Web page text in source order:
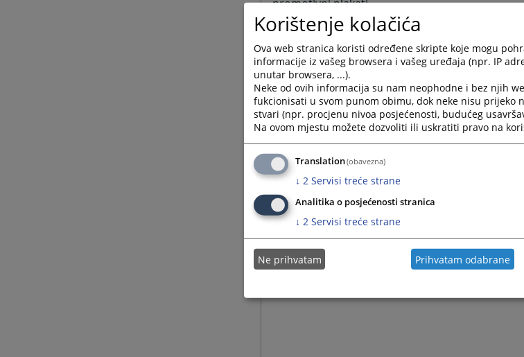
promotivni plakati.
Korištenje kolačića
Ova web stranica koristi određene skripte koje mogu
informacije iz vašeg browsera i vašeg uređaja (npr. IP
unutar browsera, ...).
Neke od ovih informacija su nam neophodne i bez njih
fukcionisati u svom punom obimu, dok neke nisu prijeko
stvari (npr. procjenu nivoa posjećenosti, budućeg
Na ovom mjestu možete dozvoliti ili uskratiti pravo na
Translation(obavezna)
↓ 2 Servisi treće strane
Analitika o posjećenosti stranica
↓ 2 Servisi treće strane
Ne prihvatam Prihvatam odabrane